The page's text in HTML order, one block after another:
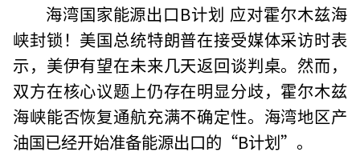
海湾国家能源出口B计划 应对霍尔木兹海
峡封锁！美国总统特朗普在接受媒体采访时表
示，美伊有望在未来几天返回谈判桌。然而，
双方在核心议题上仍存在明显分歧，霍尔木兹
海峡能否恢复通航充满不确定性。海湾地区产
油国已经开始准备能源出口的“B计划”。